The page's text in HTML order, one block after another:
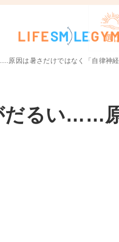
選
原因は暑さだけではなく「自律神
だるい……